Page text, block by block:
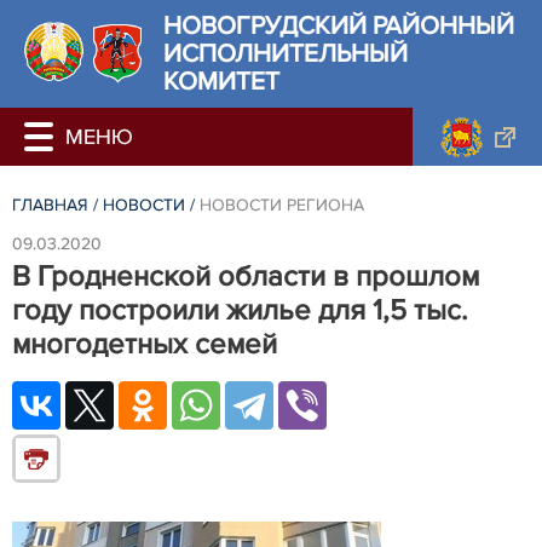
НОВОГРУДСКИЙ РАЙОННЫЙ
ИСПОЛНИТЕЛЬНЫЙ
КОМИТЕТ
ГЛАВНАЯ / НОВОСТИ / НОВОСТИ РЕГИОНА
09.03.2020
В Гродненской области в прошлом
году построили жилье для 1,5 тыс.
многодетных семей